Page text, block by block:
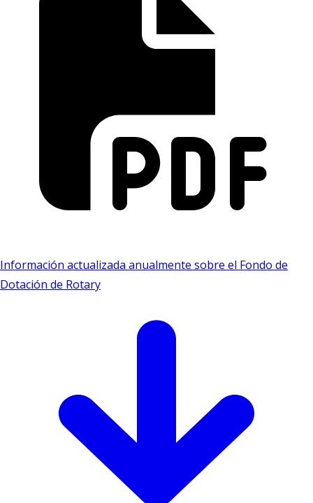
Información actualizada anualmente sobre el Fondo de
Dotación de Rotary